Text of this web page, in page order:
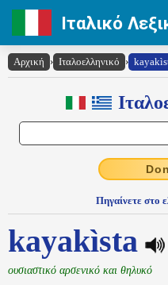
Ιταλικό
Αρχική › Ιταλοελληνικό ›
Πηγαίνετε στο
kayakìsta
ουσιαστικό αρσενικό και θηλυκό